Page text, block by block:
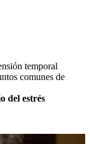
temporal
comunes de
del estrés